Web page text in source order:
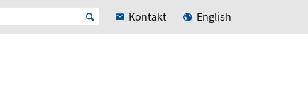
Kontakt English